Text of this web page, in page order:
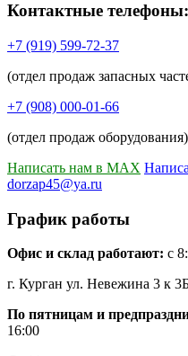
Контактные телефоны:
+7 (919) 599-72-37
(отдел продаж запасных
+7 (908) 000-01-66
(отдел продаж оборудования)
Написать нам в MAX
dorzap45@ya.ru
График работы
Офис и склад работают: с
г. Курган ул. Невежина 3 к
По пятницам и
16:00